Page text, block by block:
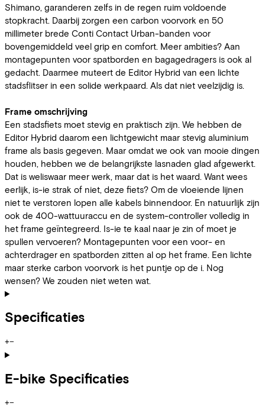
Shimano, garanderen zelfs in de regen ruim voldoende
stopkracht. Daarbij zorgen een carbon voorvork en 50
millimeter brede Conti Contact Urban-banden voor
bovengemiddeld veel grip en comfort. Meer ambities? Aan
montagepunten voor spatborden en bagagedragers is ook al
gedacht. Daarmee muteert de Editor Hybrid van een lichte
stadsflitser in een solide werkpaard. Als dat niet veelzijdig is.
Frame omschrijving
Een stadsfiets moet stevig en praktisch zijn. We hebben de
Editor Hybrid daarom een lichtgewicht maar stevig aluminium
frame als basis gegeven. Maar omdat we ook van mooie dingen
houden, hebben we de belangrijkste lasnaden glad afgewerkt.
Dat is weliswaar meer werk, maar dat is het waard. Want wees
eerlijk, is-ie strak of niet, deze fiets? Om de vloeiende lijnen
niet te verstoren lopen alle kabels binnendoor. En natuurlijk zijn
ook de 400-wattuuraccu en de system-controller volledig in
het frame geïntegreerd. Is-ie te kaal naar je zin of moet je
spullen vervoeren? Montagepunten voor een voor- en
achterdrager en spatborden zitten al op het frame. Een lichte
maar sterke carbon voorvork is het puntje op de i. Nog
wensen? We zouden niet weten wat.
Specificaties
+−
E-bike Specificaties
+−